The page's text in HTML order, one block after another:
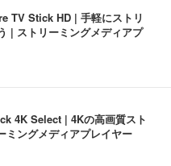
TV Stick HD | 手軽にストリ
| ストリーミングメディアプ
4K Select | 4Kの高画質スト
ミングメディアプレイヤー